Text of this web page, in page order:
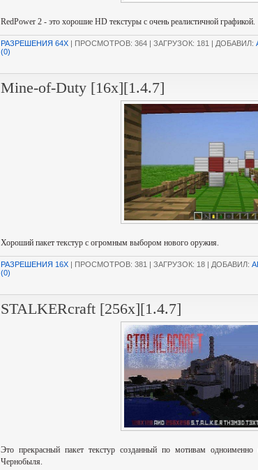
RedPower 2 - это хорошие HD текстуры с очень реалистичной графикой.
РАЗРЕШЕНИЯ 64X | ПРОСМОТРОВ: 364 | ЗАГРУЗОК: 181 | ДОБАВИЛ:
(0)
Mine-of-Duty [16x][1.4.7]
Хороший пакет текстур с огромным выбором нового оружия.
РАЗРЕШЕНИЯ 16X | ПРОСМОТРОВ: 381 | ЗАГРУЗОК: 18 | ДОБАВИЛ:
(0)
STALKERcraft [256x][1.4.7]
Это прекрасный пакет текстур созданный по мотивам
Чернобыля.